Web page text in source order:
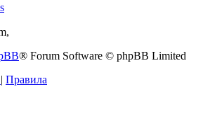
® Forum Software © phpBB Limited
| Правила